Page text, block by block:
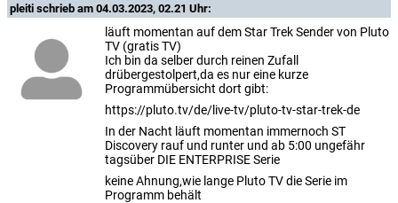
pleiti schrieb am 04.03.2023, 02.21 Uhr:
läuft momentan auf dem Star Trek Sender von Pluto
TV (gratis TV)
Ich bin da selber durch reinen Zufall
drübergestolpert,da es nur eine kurze
Programmübersicht dort gibt:
https://pluto.tv/de/live-tv/pluto-tv-star-trek-de
In der Nacht läuft momentan immernoch ST
Discovery rauf und runter und ab 5:00 ungefähr
tagsüber DIE ENTERPRISE Serie
keine Ahnung,wie lange Pluto TV die Serie im
Programm behält